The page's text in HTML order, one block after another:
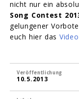
nicht nur ein
Song Contest
gelungener
euch hier das
Veröffentlichung
10.5.2013